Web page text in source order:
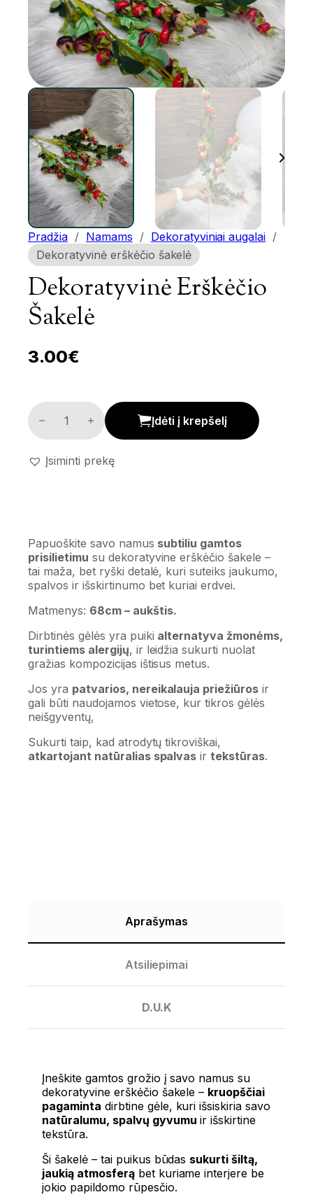
Pradžia / Namams / Dekoratyviniai augalai /
Dekoratyvinė erškėčio šakelė
Dekoratyvinė Erškėčio
Šakelė
3.00€
Dekoratyvinė erškėčio šakelė kiekis
Įdėti į krepšelį
Įsiminti prekę
Papuoškite savo namus subtiliu gamtos
prisilietimu su dekoratyvine erškėčio šakele –
tai maža, bet ryški detalė, kuri suteiks jaukumo,
spalvos ir išskirtinumo bet kuriai erdvei.
Matmenys: 68cm – aukštis.
Dirbtinės gėlės yra puiki alternatyva žmonėms,
turintiems alergijų, ir leidžia sukurti nuolat
gražias kompozicijas ištisus metus.
Jos yra patvarios, nereikalauja priežiūros ir
gali būti naudojamos vietose, kur tikros gėlės
neišgyventų,
Sukurti taip, kad atrodytų tikroviškai,
atkartojant natūralias spalvas irtekstūras.
Aprašymas
Atsiliepimai
D.U.K
Įneškite gamtos grožio į savo namus su
dekoratyvine erškėčio šakele – kruopščiai
pagaminta dirbtine gėle, kuri išsiskiria savo
natūralumu, spalvų gyvumu ir išskirtine
tekstūra.
Ši šakelė – tai puikus būdas sukurti šiltą,
jaukią atmosferąbet kuriame interjere be
jokio papildomo rūpesčio.